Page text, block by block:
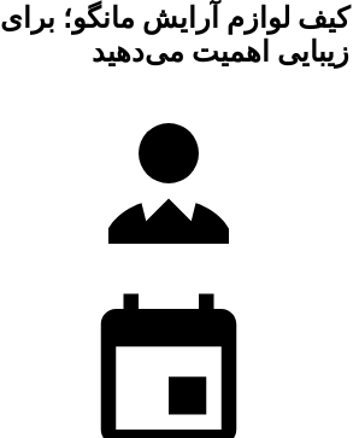
کیف لوازم آرایش مانگو؛
زیبایی اهمیت می‌دهید